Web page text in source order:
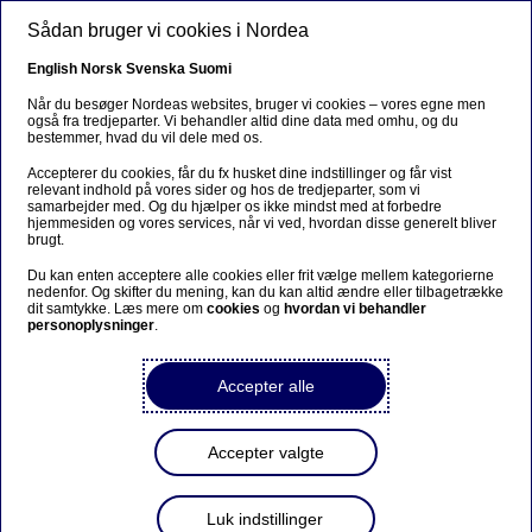
Gå til hovedindhold
Anteeksi...
Sivua ei ole saatavilla suomeksi
Pysy sivulla
suomenkieliselle sivulle
Podcast
Eje, leje eller andel – hvad skal
man vælge?
Sådan bruger vi cookies i Nordea
English Norsk Svenska Suomi
Når du besøger Nordeas websites, bruger vi cookies – vores egne men
også fra tredjeparter. Vi behandler altid dine data med omhu, og du
bestemmer, hvad du vil dele med os.
Accepterer du cookies, får du fx husket dine indstillinger og får vist
relevant indhold på vores sider og hos de tredjeparter, som vi
samarbejder med. Og du hjælper os ikke mindst med at forbedre
hjemmesiden og vores services, når vi ved, hvordan disse generelt bliver
brugt.
Du kan enten acceptere alle cookies eller frit vælge mellem kategorierne
nedenfor. Og skifter du mening, kan du kan altid ændre eller tilbagetrække
dit samtykke. Læs mere omcookies og hvordan vi behandler
personoplysninger.
Accepter alle
Accepter valgte
Luk indstillinger